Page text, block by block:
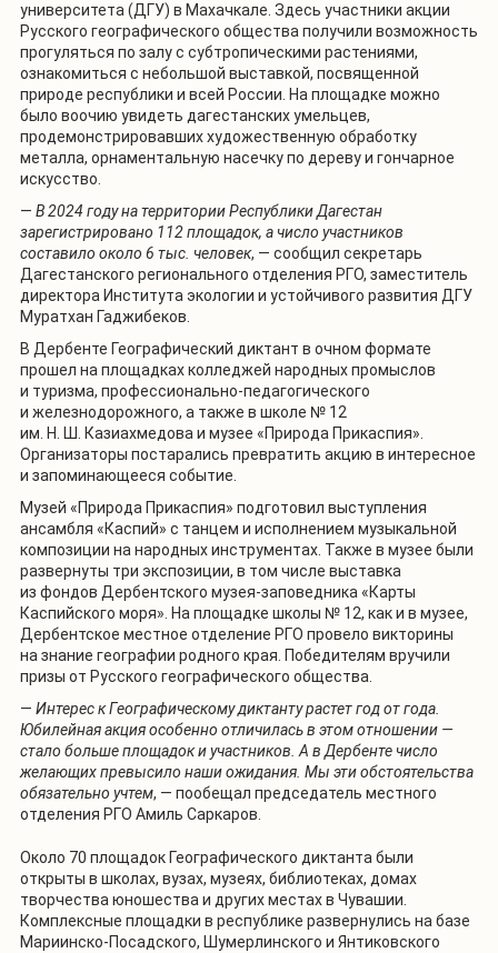
университета (ДГУ) в Махачкале. Здесь участники акции
Русского географического общества получили возможность
прогуляться по залу с субтропическими растениями,
ознакомиться с небольшой выставкой, посвященной
природе республики и всей России. На площадке можно
было воочию увидеть дагестанских умельцев,
продемонстрировавших художественную обработку
металла, орнаментальную насечку по дереву и гончарное
искусство.
— В 2024 году на территории Республики Дагестан
зарегистрировано 112 площадок, а число участников
составило около 6 тыс. человек, — сообщил секретарь
Дагестанского регионального отделения РГО, заместитель
директора Института экологии и устойчивого развития ДГУ
Муратхан Гаджибеков.
В Дербенте Географический диктант в очном формате
прошел на площадках колледжей народных промыслов
и туризма, профессионально-педагогического
и железнодорожного, а также в школе № 12
им. Н. Ш. Казиахмедова и музее «Природа Прикаспия».
Организаторы постарались превратить акцию в интересное
и запоминающееся событие.
Музей «Природа Прикаспия» подготовил выступления
ансамбля «Каспий» с танцем и исполнением музыкальной
композиции на народных инструментах. Также в музее были
развернуты три экспозиции, в том числе выставка
из фондов Дербентского музея-заповедника «Карты
Каспийского моря». На площадке школы № 12, как и в музее,
Дербентское местное отделение РГО провело викторины
на знание географии родного края. Победителям вручили
призы от Русского географического общества.
— Интерес к Географическому диктанту растет год от года.
Юбилейная акция особенно отличилась в этом отношении —
стало больше площадок и участников. А в Дербенте число
желающих превысило наши ожидания. Мы эти обстоятельства
обязательно учтем, — пообещал председатель местного
отделения РГО Амиль Саркаров.
Около 70 площадок Географического диктанта были
открыты в школах, вузах, музеях, библиотеках, домах
творчества юношества и других местах в Чувашии.
Комплексные площадки в республике развернулись на базе
Мариинско-Посадского, Шумерлинского и Янтиковского